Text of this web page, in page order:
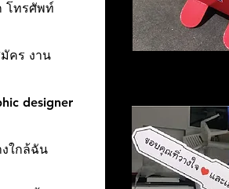
โทรศัพท์
คร งาน
designer
งใกล้ฉัน